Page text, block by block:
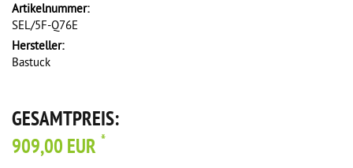
Artikelnummer:
SEL/5F-Q76E
Hersteller:
Bastuck
GESAMTPREIS:
909,00 EUR *